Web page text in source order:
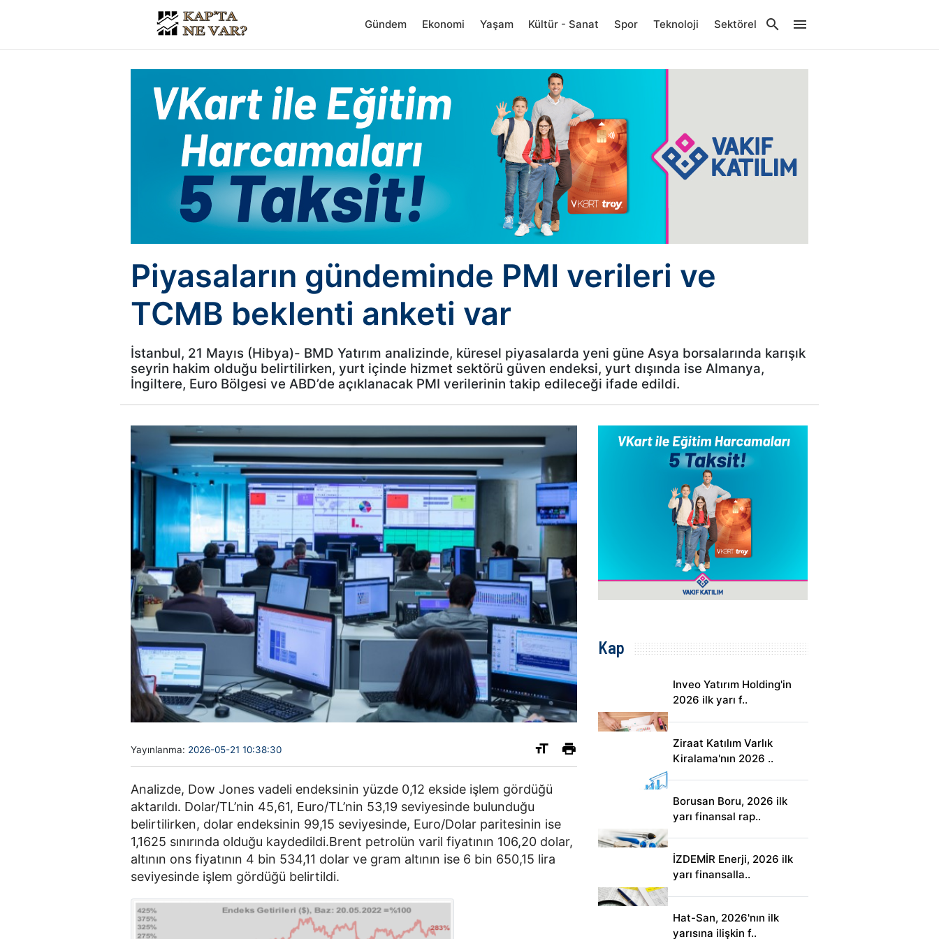
Gündem Ekonomi Yaşam Kültür - Sanat Spor Teknoloji Sektörel
Piyasaların gündeminde PMI verileri ve
TCMB beklenti anketi var
İstanbul, 21 Mayıs (Hibya)- BMD Yatırım analizinde, küresel piyasalarda yeni güne Asya borsalarında karışık
seyrin hakim olduğu belirtilirken, yurt içinde hizmet sektörü güven endeksi, yurt dışında ise Almanya,
İngiltere, Euro Bölgesi ve ABD’de açıklanacak PMI verilerinin takip edileceği ifade edildi.
Yayınlanma: 2026-05-21 10:38:30
Analizde, Dow Jones vadeli endeksinin yüzde 0,12 ekside işlem gördüğü
aktarıldı. Dolar/TL’nin 45,61, Euro/TL’nin 53,19 seviyesinde bulunduğu
belirtilirken, dolar endeksinin 99,15 seviyesinde, Euro/Dolar paritesinin ise
1,1625 sınırında olduğu kaydedildi.Brent petrolün varil fiyatının 106,20 dolar,
altının ons fiyatının 4 bin 534,11 dolar ve gram altının ise 6 bin 650,15 lira
seviyesinde işlem gördüğü belirtildi.
Kap
Inveo Yatırım Holding'in
2026 ilk yarı f..
Ziraat Katılım Varlık
Kiralama'nın 2026 ..
Borusan Boru, 2026 ilk
yarı finansal rap..
İZDEMİR Enerji, 2026 ilk
yarı finansalla..
Hat-San, 2026'nın ilk
yarısına ilişkin f..